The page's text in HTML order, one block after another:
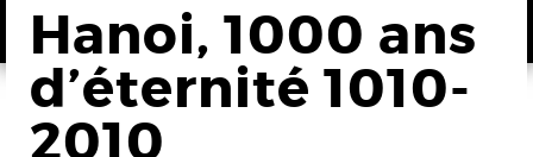
Hanoi, 1000 ans
d’éternité 1010-
2010